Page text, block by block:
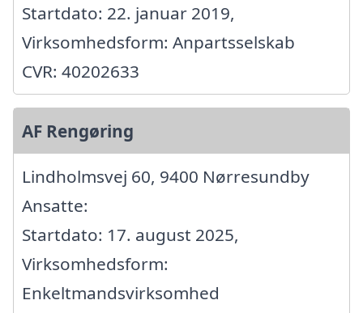
Startdato: 22. januar 2019,
Virksomhedsform: Anpartsselskab
CVR: 40202633
AF Rengøring
Lindholmsvej 60, 9400 Nørresundby
Ansatte:
Startdato: 17. august 2025,
Virksomhedsform:
Enkeltmandsvirksomhed